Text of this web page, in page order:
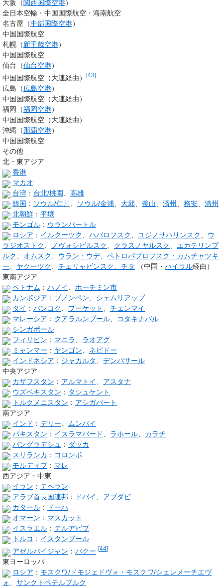
大阪（関西国際空港）
全日本空輸・中国国際航空・海南航空
名古屋（中部国際空港）
中国国際航空
札幌（新千歳空港）
中国国際航空
仙台（仙台空港）
中国国際航空（大連経由）
[43]
広島（広島空港）
中国国際航空（大連経由）
福岡（福岡空港）
中国国際航空（大連経由）
沖縄（那覇空港）
中国国際航空
その他
北・東アジア
香港
マカオ
台湾 ： 台北/桃園
高雄
韓国 ： ソウル/仁川 ソウル/金浦 大邱 釜山 済州 務安
清州
北朝鮮 ： 平壌
モンゴル ： ウランバートル
ロシア ： イルクーツク ハバロフスク ユジノサハリンスク
ウ
ラジオストク
ノヴォシビルスク クラスノヤルスク
エカテリンブ
ルク
オムスク ウラン・ウデ、 ペトロパブロフスク・カムチャツキ
ー
ヤクーツク チェリャビンスク 、チタ （中国・ ハイラル経由）
東南アジア
ベトナム ： ハノイ
ホーチミン市
カンボジア ： プノンペン
シェムリアップ
タイ ： バンコク プーケット
チェンマイ
マレーシア ： クアラルンプール
コタキナバル
シンガポール
フィリピン ： マニラ
ラオアグ
ミャンマー ： ヤンゴン
ネピドー
インドネシア ： ジャカルタ
デンパサール
中央アジア
カザフスタン ： アルマトイ
アスタナ
ウズベキスタン ： タシュケント
トルクメニスタン ： アシガバート
南アジア
インド ： デリー
ムンバイ
パキスタン ： イスラマバード ラホール
カラチ
バングラデシュ
： ダッカ
スリランカ ： コロンボ
モルディブ ： マレ
西アジア・中東
イラン ： テヘラン
アラブ首長国連邦 ： ドバイ
アブダビ
カタール ：
ドーハ
オマーン ： マスカット
イスラエル ： テルアビブ
トルコ ： イスタンブール
アゼルバイジャン ： バクー [44]
東ヨーロッパ
ロシア ： モスクワ/ドモジェドヴォ・モスクワ/シェレメーチエヴ
ォ
サンクトペテルブルク